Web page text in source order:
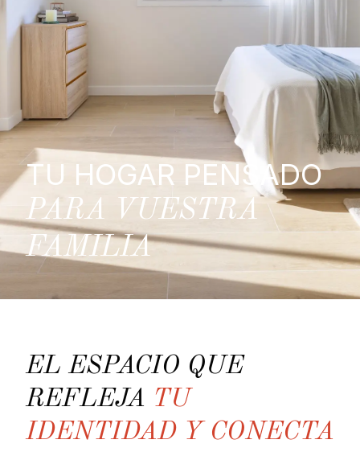
TU HOGAR PENSADO
PARA VUESTRA
FAMILIA
EL ESPACIO QUE
REFLEJA TU
IDENTIDAD Y CONECTA